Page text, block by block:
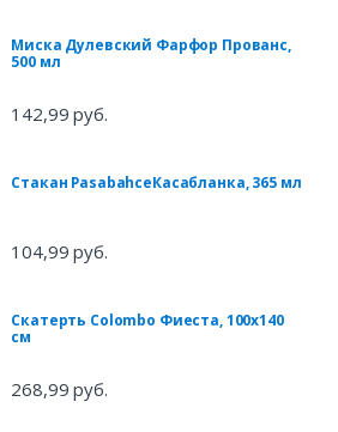
Миска Дулевский Фарфор Прованс,
500 мл
142,99 руб.
Стакан PasabahceКасабланка, 365 мл
104,99 руб.
Скатерть Colombo Фиеста, 100х140
см
268,99 руб.